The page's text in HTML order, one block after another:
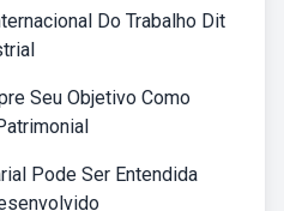
Do Trabalho Dit
Seu Objetivo Como
Pode Ser Entendida